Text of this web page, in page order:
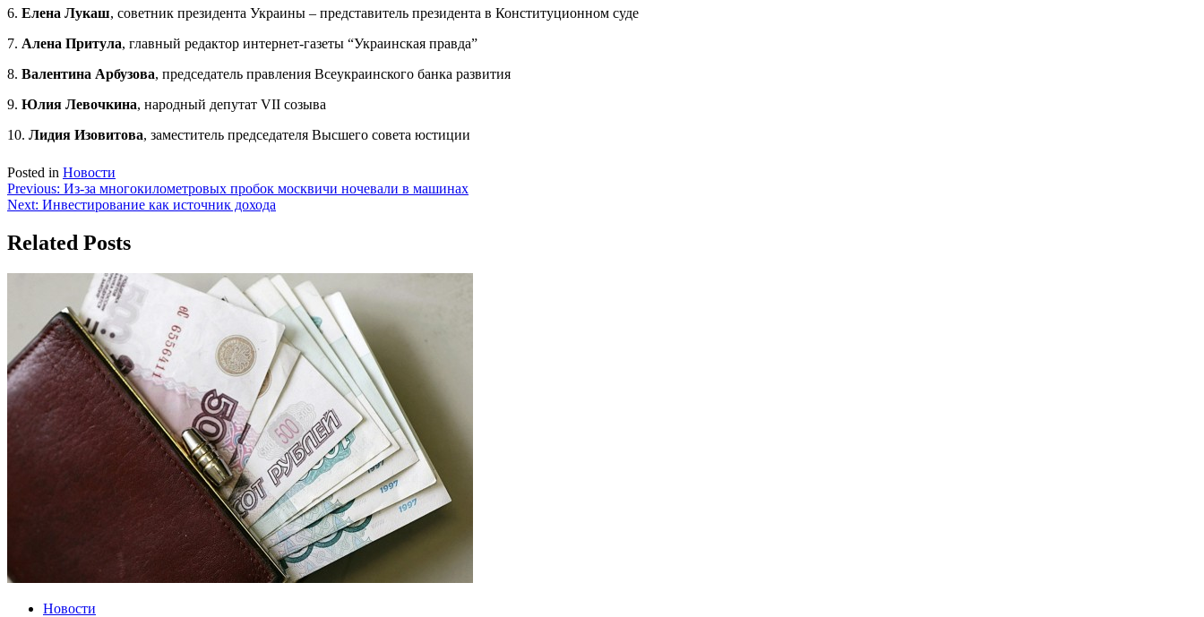
6. Елена Лукаш, советник президента Украины – представитель президента в Конституционном суде
7. Алена Притула, главный редактор интернет-газеты “Украинская правда”
8. Валентина Арбузова, председатель правления Всеукраинского банка развития
9. Юлия Левочкина, народный депутат VII созыва
10. Лидия Изовитова, заместитель председателя Высшего совета юстиции
Posted in Новости
Навигация
по
записям
Previous: Из-за многокилометровых пробок москвичи ночевали в машинах
Next: Инвестирование как источник дохода
Related Posts
Новости